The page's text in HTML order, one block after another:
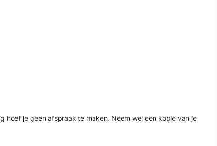
hoef je geen afspraak te maken. Neem wel een kopie van je